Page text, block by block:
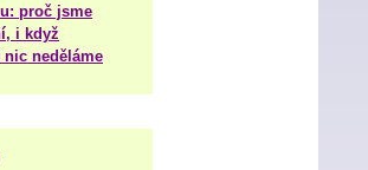
proč jsme
i když
nic neděláme